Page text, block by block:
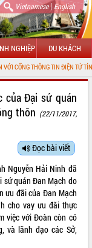
Vietnamese| English
NGHIỆP DU KHÁCH
TIN ĐIỆN TỬ TỈNH ĐẮK LẮK
của Đại sứ quán
thôn (22/11/2017,
Đọc bài viết
Nguyễn Hải Ninh đã
sứ quán Đan Mạch do
ưu đãi của Đan Mạch
cho vay ưu đãi thực
việc với Đoàn còn có
và lãnh đạo các Sở,